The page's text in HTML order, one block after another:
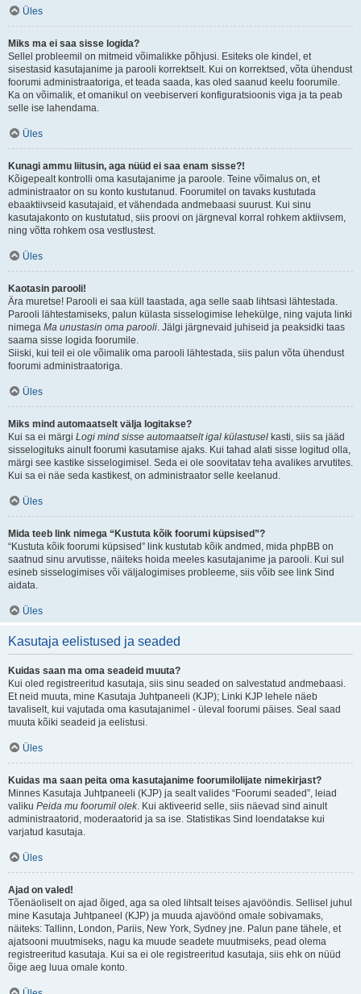
Üles
Miks ma ei saa sisse logida?
Sellel probleemil on mitmeid võimalikke põhjusi. Esiteks ole kindel, et
sisestasid kasutajanime ja parooli korrektselt. Kui on korrektsed, võta ühendust
foorumi administraatoriga, et teada saada, kas oled saanud keelu foorumile.
Ka on võimalik, et omanikul on veebiserveri konfiguratsioonis viga ja ta peab
selle ise lahendama.
Üles
Kunagi ammu liitusin, aga nüüd ei saa enam sisse?!
Kõigepealt kontrolli oma kasutajanime ja paroole. Teine võimalus on, et
administraator on su konto kustutanud. Foorumitel on tavaks kustutada
ebaaktiivseid kasutajaid, et vähendada andmebaasi suurust. Kui sinu
kasutajakonto on kustutatud, siis proovi on järgneval korral rohkem aktiivsem,
ning võtta rohkem osa vestlustest.
Üles
Kaotasin parooli!
Ära muretse! Parooli ei saa küll taastada, aga selle saab lihtsasi lähtestada.
Parooli lähtestamiseks, palun külasta sisselogimise lehekülge, ning vajuta linki
nimega Ma unustasin oma parooli. Jälgi järgnevaid juhiseid ja peaksidki taas
saama sisse logida foorumile.
Siiski, kui teil ei ole võimalik oma parooli lähtestada, siis palun võta ühendust
foorumi administraatoriga.
Üles
Miks mind automaatselt välja logitakse?
Kui sa ei märgi Logi mind sisse automaatselt igal külastusel kasti, siis sa jääd
sisselogituks ainult foorumi kasutamise ajaks. Kui tahad alati sisse logitud olla,
märgi see kastike sisselogimisel. Seda ei ole soovitatav teha avalikes arvutites.
Kui sa ei näe seda kastikest, on administraator selle keelanud.
Üles
Mida teeb link nimega “Kustuta kõik foorumi küpsised”?
“Kustuta kõik foorumi küpsised” link kustutab kõik andmed, mida phpBB on
saatnud sinu arvutisse, näiteks hoida meeles kasutajanime ja parooli. Kui sul
esineb sisselogimises või väljalogimises probleeme, siis võib see link Sind
aidata.
Üles
Kasutaja eelistused ja seaded
Kuidas saan ma oma seadeid muuta?
Kui oled registreeritud kasutaja, siis sinu seaded on salvestatud andmebaasi.
Et neid muuta, mine Kasutaja Juhtpaneeli (KJP); Linki KJP lehele näeb
tavaliselt, kui vajutada oma kasutajanimel - üleval foorumi päises. Seal saad
muuta kõiki seadeid ja eelistusi.
Üles
Kuidas ma saan peita oma kasutajanime foorumilolijate nimekirjast?
Minnes Kasutaja Juhtpaneeli (KJP) ja sealt valides “Foorumi seaded”, leiad
valiku Peida mu foorumil olek. Kui aktiveerid selle, siis näevad sind ainult
administraatorid, moderaatorid ja sa ise. Statistikas Sind loendatakse kui
varjatud kasutaja.
Üles
Ajad on valed!
Tõenäoliselt on ajad õiged, aga sa oled lihtsalt teises ajavööndis. Sellisel juhul
mine Kasutaja Juhtpaneel (KJP) ja muuda ajavöönd omale sobivamaks,
näiteks: Tallinn, London, Pariis, New York, Sydney jne. Palun pane tähele, et
ajatsooni muutmiseks, nagu ka muude seadete muutmiseks, pead olema
registreeritud kasutaja. Kui sa ei ole registreeritud kasutaja, siis ehk on nüüd
õige aeg luua omale konto.